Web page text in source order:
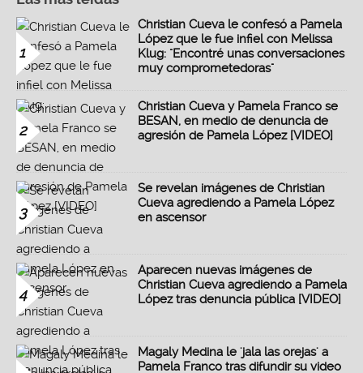
1
Christian Cueva le confesó a Pamela
López que le fue infiel con Melissa
Klug: "Encontré unas conversaciones
muy comprometedoras"
2
Christian Cueva y Pamela Franco se
BESAN, en medio de denuncia de
agresión de Pamela López [VIDEO]
3
Se revelan imágenes de Christian
Cueva agrediendo a Pamela López
en ascensor
4
Aparecen nuevas imágenes de
Christian Cueva agrediendo a Pamela
López tras denuncia pública [VIDEO]
Magaly Medina le 'jala las orejas' a
Pamela Franco tras difundir su video